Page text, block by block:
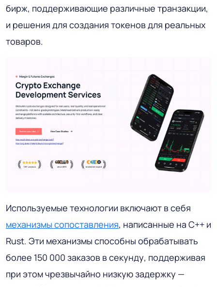
бирж, поддерживающие различные транзакции,
и решения для создания токенов для реальных
товаров.
Используемые технологии включают в себя
механизмы сопоставления, написанные на C++ и
Rust. Эти механизмы способны обрабатывать
более 150 000 заказов в секунду, поддерживая
при этом чрезвычайно низкую задержку —